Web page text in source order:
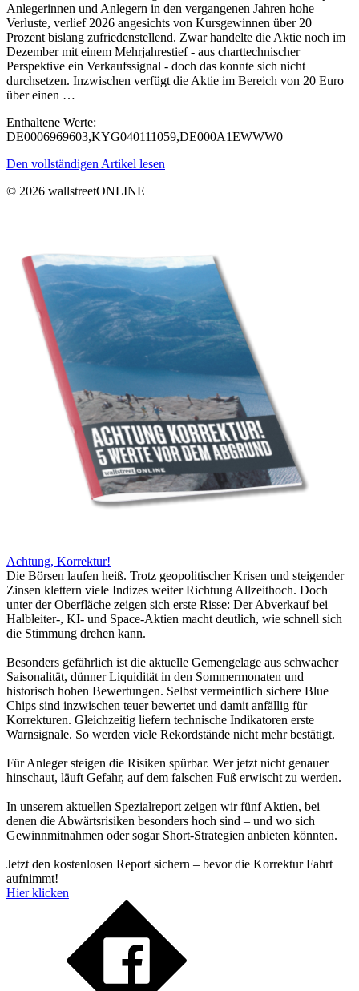
Anlegerinnen und Anlegern in den vergangenen Jahren hohe
Verluste, verlief 2026 angesichts von Kursgewinnen über 20
Prozent bislang zufriedenstellend. Zwar handelte die Aktie noch im
Dezember mit einem Mehrjahrestief - aus charttechnischer
Perspektive ein Verkaufssignal - doch das konnte sich nicht
durchsetzen. Inzwischen verfügt die Aktie im Bereich von 20 Euro
über einen …
Enthaltene Werte:
DE0006969603,KYG040111059,DE000A1EWWW0
Den vollständigen Artikel lesen
© 2026 wallstreetONLINE
Achtung, Korrektur!
Die Börsen laufen heiß. Trotz geopolitischer Krisen und steigender
Zinsen klettern viele Indizes weiter Richtung Allzeithoch. Doch
unter der Oberfläche zeigen sich erste Risse: Der Abverkauf bei
Halbleiter-, KI- und Space-Aktien macht deutlich, wie schnell sich
die Stimmung drehen kann.
Besonders gefährlich ist die aktuelle Gemengelage aus schwacher
Saisonalität, dünner Liquidität in den Sommermonaten und
historisch hohen Bewertungen. Selbst vermeintlich sichere Blue
Chips sind inzwischen teuer bewertet und damit anfällig für
Korrekturen. Gleichzeitig liefern technische Indikatoren erste
Warnsignale. So werden viele Rekordstände nicht mehr bestätigt.
Für Anleger steigen die Risiken spürbar. Wer jetzt nicht genauer
hinschaut, läuft Gefahr, auf dem falschen Fuß erwischt zu werden.
In unserem aktuellen Spezialreport zeigen wir fünf Aktien, bei
denen die Abwärtsrisiken besonders hoch sind – und wo sich
Gewinnmitnahmen oder sogar Short-Strategien anbieten könnten.
Jetzt den kostenlosen Report sichern – bevor die Korrektur Fahrt
aufnimmt!
Hier klicken